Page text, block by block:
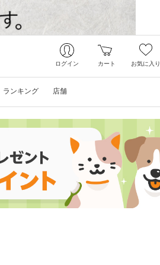
ログイン カート お気に入り
ランキング 店舗